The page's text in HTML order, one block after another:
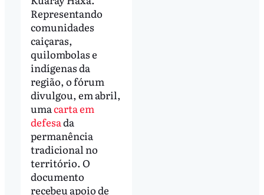
Representando
comunidades
caiçaras,
quilombolas e
indígenas da
região, o fórum
divulgou, em abril,
umacarta em
defesada
permanência
tradicional no
território. O
documento
recebeu apoio de